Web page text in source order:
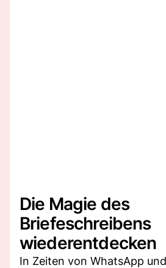
Die Magie des
Briefeschreibens
wiederentdecken
In Zeiten von WhatsApp